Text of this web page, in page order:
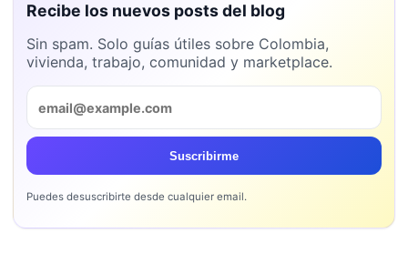
Recibe los nuevos posts del blog
Sin spam. Solo guías útiles sobre Colombia,
vivienda, trabajo, comunidad y marketplace.
Suscribirme
Puedes desuscribirte desde cualquier email.